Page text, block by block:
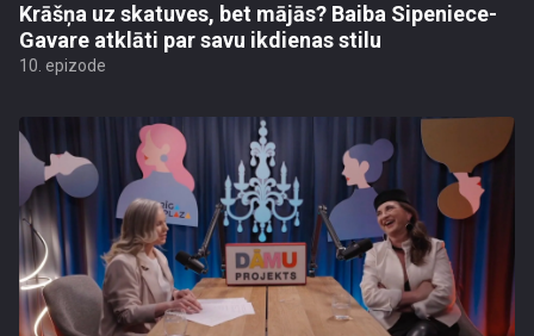
Krāšņa uz skatuves, bet mājās? Baiba Sipeniece-
Gavare atklāti par savu ikdienas stilu
10. epizode